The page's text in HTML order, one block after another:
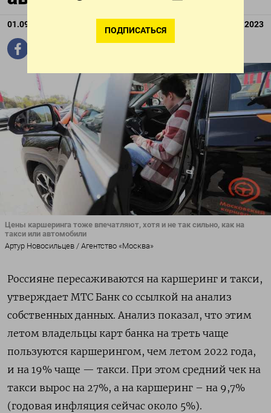
ПОДПИСАТЬСЯ
01.09.2023 01.09.2023
Цены каршеринга тоже впечатляют, хотя и не так сильно, как на
такси или автомобили
Артур Новосильцев / Агентство «Москва»
Россияне пересаживаются на каршеринг и такси,
утверждает МТС Банк со ссылкой на анализ
собственных данных. Анализ показал, что этим
летом владельцы карт банка на треть чаще
пользуются каршерингом, чем летом 2022 года,
и на 19% чаще — такси. При этом средний чек на
такси вырос на 27%, а на каршеринг – на 9,7%
(годовая инфляция сейчас около 5%).